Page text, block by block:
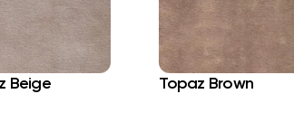
Beige Topaz Brown